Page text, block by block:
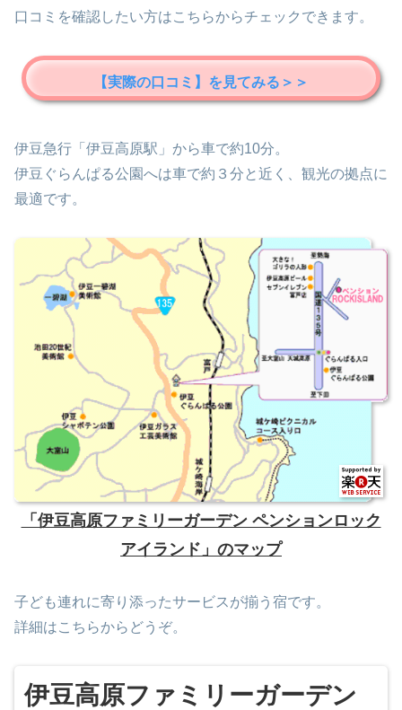
口コミを確認したい方はこちらからチェックできます。
【実際の口コミ】を見てみる＞＞
伊豆急行「伊豆高原駅」から車で約10分。
伊豆ぐらんぱる公園へは車で約３分と近く、観光の拠点に
最適です。
「伊豆高原ファミリーガーデン ペンションロック
アイランド」のマップ
子ども連れに寄り添ったサービスが揃う宿です。
詳細はこちらからどうぞ。
伊豆高原ファミリーガーデン